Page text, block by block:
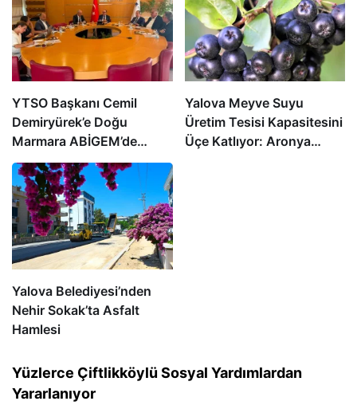
YTSO Başkanı Cemil
Demiryürek’e Doğu
Marmara ABİGEM’de
Başkan Yardımcılığı
Görevi
Yalova Meyve Suyu
Üretim Tesisi Kapasitesini
Üçe Katlıyor: Aronya
Yalova Belediyesi’nden
Nehir Sokak’ta Asfalt
Hamlesi
Yüzlerce Çiftlikköylü Sosyal Yardımlardan
Yararlanıyor